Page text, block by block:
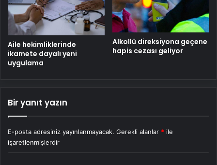
Aile hekimliklerinde
ikamete dayalı yeni
uygulama
Alkollü direksiyona geçene
hapis cezası geliyor
Bir yanıt yazın
E-posta adresiniz yayınlanmayacak. Gerekli alanlar * ile
işaretlenmişlerdir